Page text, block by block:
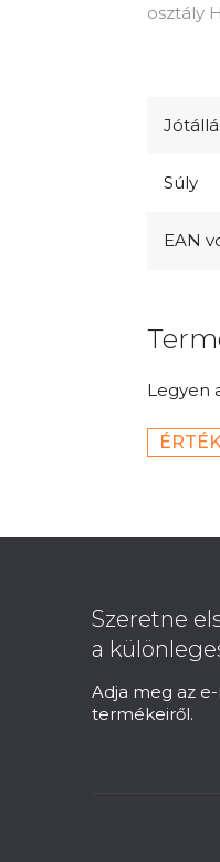
osztály
Súly
EAN
Legyen
Szeretne
a
Adja meg az
termékeiről.